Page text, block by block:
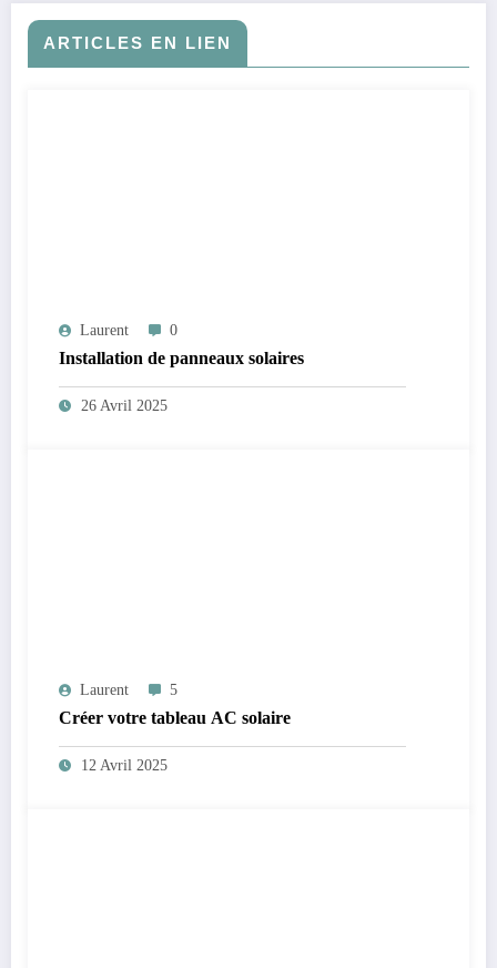
ARTICLES EN LIEN
Laurent 0
Installation de panneaux solaires
26 Avril 2025
Laurent 5
Créer votre tableau AC solaire
12 Avril 2025